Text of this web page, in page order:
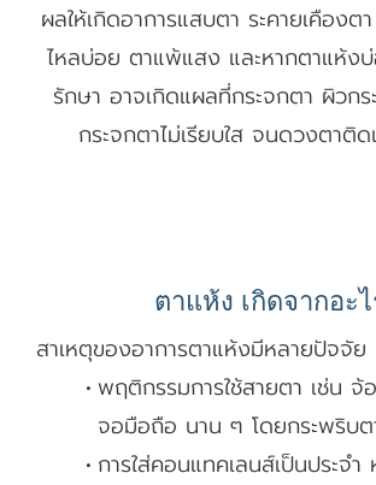
ผลให้เกิดอาการแสบตา ระคายเคือง
ไหลบ่อย ตาแพ้แสง และหากตาแห้ง
รักษา อาจเกิดแผลที่กระจกตา ผิวกร
กระจกตาไม่เรียบใส จนดวงตาติด
ตาแห้ง เกิดจากอะไ
สาเหตุของอาการตาแห้งมีหลายปัจจั
พฤติกรรมการใช้สายตา เช่น
จอมือถือ นาน ๆ โดยกระพริบ
การใส่คอนแทคเลนส์เป็นประจำ